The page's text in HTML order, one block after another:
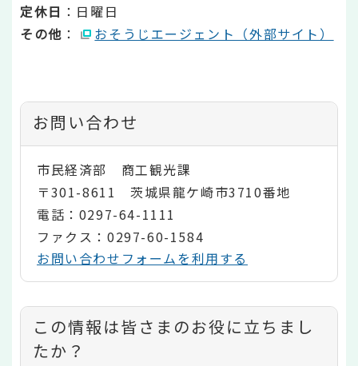
定休日 ：日曜日
その他 ： おそうじエージェント（外部サイト）
お問い合わせ
市民経済部 商工観光課
〒301-8611 茨城県龍ケ崎市3710番地
電話：0297-64-1111
ファクス：0297-60-1584
お問い合わせフォームを利用する
コ
ン
この情報は皆さまのお役に立ちまし
たか？